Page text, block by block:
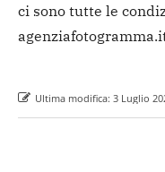
ci sono tutte le
Ultima modifica: 3 Luglio